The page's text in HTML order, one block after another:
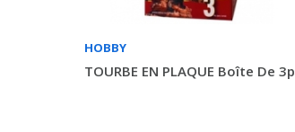
HOBBY
TOURBE EN PLAQUE Boîte De 3p